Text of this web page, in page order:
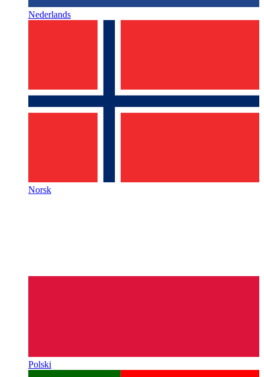
Nederlands
Norsk
Polski